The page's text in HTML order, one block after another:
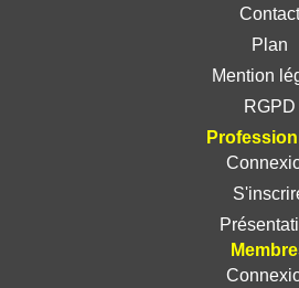
Contact
Plan
Mention
RGPD